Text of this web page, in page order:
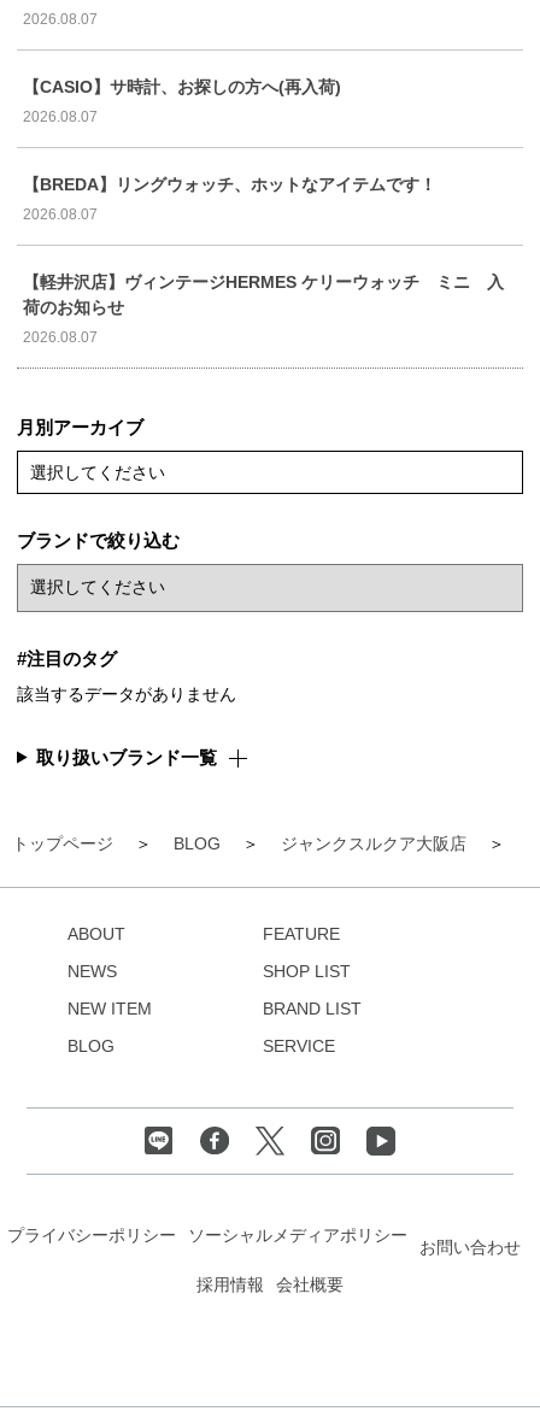
トップページ BLOG ジャンクスルクア大阪店
2026.08.07
【CASIO】サ時計、お探しの方へ(再入荷)
2026.08.07
【BREDA】リングウォッチ、ホットなアイテムです！
2026.08.07
【軽井沢店】ヴィンテージHERMES ケリーウォッチ ミニ 入
荷のお知らせ
2026.08.07
月別アーカイブ
選択してください
ブランドで絞り込む
#注目のタグ
該当するデータがありません
取り扱いブランド一覧
ABOUT
NEWS
NEW ITEM
BLOG
FEATURE
SHOP LIST
BRAND LIST
SERVICE
プライバシーポリシー ソーシャルメディアポリシー
お問い合わせ
採用情報
会社概要